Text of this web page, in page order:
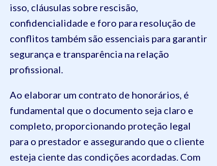
isso, cláusulas sobre rescisão,
confidencialidade e foro para resolução de
conflitos também são essenciais para garantir
segurança e transparência na relação
profissional.
Ao elaborar um contrato de honorários, é
fundamental que o documento seja claro e
completo, proporcionando proteção legal
para o prestador e assegurando que o cliente
esteja ciente das condições acordadas. Com